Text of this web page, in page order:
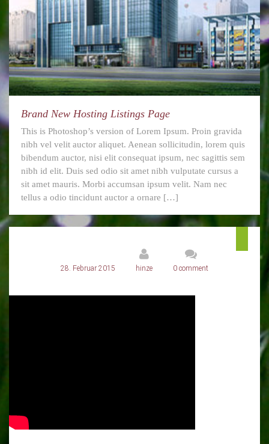
Brand New Hosting Listings Page
This is Photoshop’s version of Lorem Ipsum. Proin gravida
nibh vel velit auctor aliquet. Aenean sollicitudin, lorem quis
bibendum auctor, nisi elit consequat ipsum, nec sagittis sem
nibh id elit. Duis sed odio sit amet nibh vulputate cursus a
sit amet mauris. Morbi accumsan ipsum velit. Nam nec
tellus a odio tincidunt auctor a ornare […]
28. Februar 2015 hinze 0 comment